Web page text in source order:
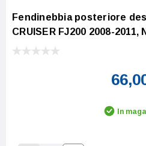
Fendinebbia posteriore
CRUISER FJ200 2008-2011,
In